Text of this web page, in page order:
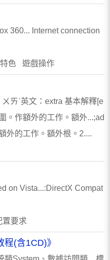
360... Internet connection
色 遊戲操作
ㄞˋ英文：extra 基本解釋[e
。作額外的工作。額外...;ad
外的工作。額外根。2....
on Vista...:DirectX Compat
要求
程(含1CD)》